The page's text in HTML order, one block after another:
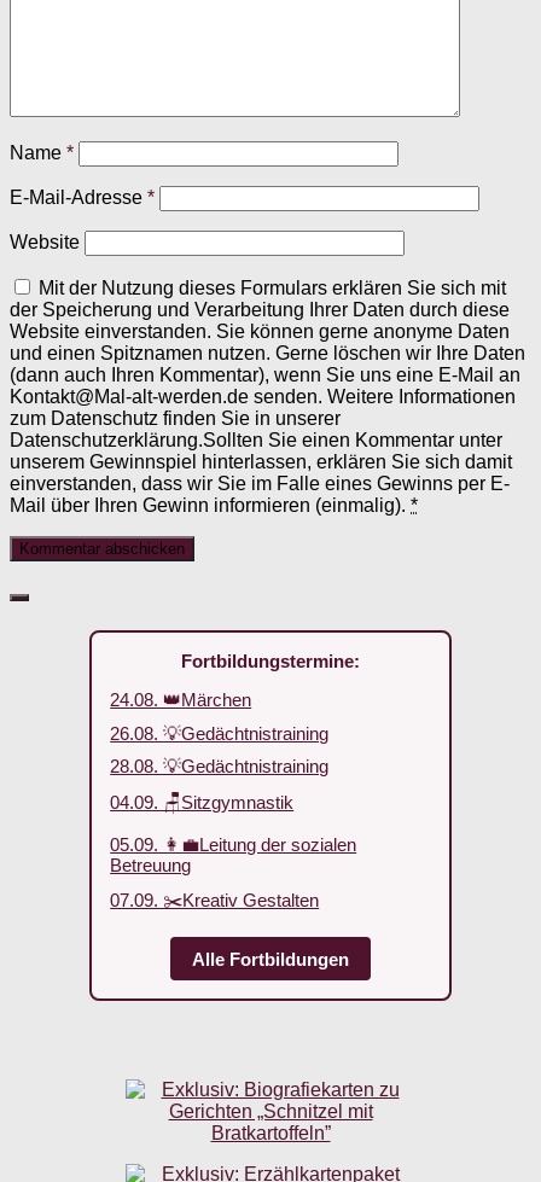
Name *
E-Mail-Adresse *
Website
Mit der Nutzung dieses Formulars erklären Sie sich mit
der Speicherung und Verarbeitung Ihrer Daten durch diese
Website einverstanden. Sie können gerne anonyme Daten
und einen Spitznamen nutzen. Gerne löschen wir Ihre Daten
(dann auch Ihren Kommentar), wenn Sie uns eine E-Mail an
Kontakt@Mal-alt-werden.de senden. Weitere Informationen
zum Datenschutz finden Sie in unserer
Datenschutzerklärung.Sollten Sie einen Kommentar unter
unserem Gewinnspiel hinterlassen, erklären Sie sich damit
einverstanden, dass wir Sie im Falle eines Gewinns per E-
Mail über Ihren Gewinn informieren (einmalig). *
Fortbildungstermine:
24.08. 👑Märchen
26.08. 💡Gedächtnistraining
28.08. 💡Gedächtnistraining
04.09. 🪑Sitzgymnastik
05.09. 👩‍💼Leitung der sozialen
Betreuung
07.09. ✂️Kreativ Gestalten
Alle Fortbildungen